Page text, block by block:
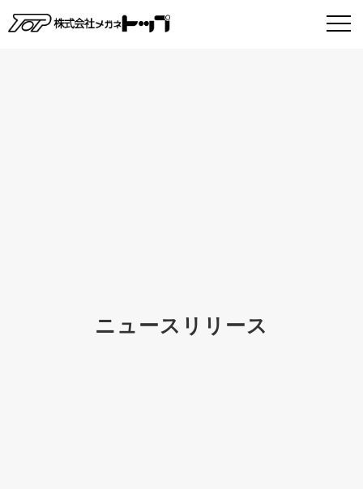
ニュースリリース